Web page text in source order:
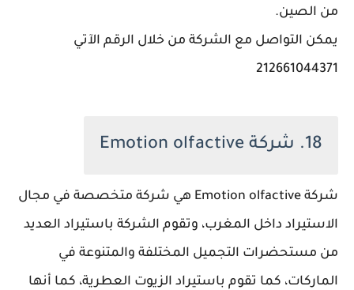
من الصين.
يمكن التواصل مع الشركة من خلال الرقم الآتي
212661044371
18. شركة Emotion olfactive
شركة Emotion olfactive هي شركة متخصصة في مجال
الاستيراد داخل المغرب، وتقوم الشركة باستيراد العديد
من مستحضرات التجميل المختلفة والمتنوعة في
الماركات، كما تقوم باستيراد الزيوت العطرية، كما أنها